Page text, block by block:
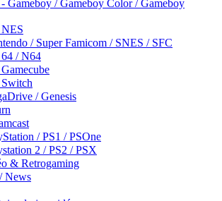
/ Gameboy Color / Gameboy
/ Super Famicom / SNES / SFC
/ N64
/ Genesis
/ PS1 / PSOne
2 / PS2 / PSX
& Retrogaming
News